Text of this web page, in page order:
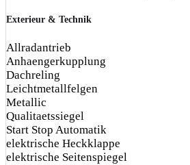
Exterieur & Technik
Allradantrieb
Anhaengerkupplung
Dachreling
Leichtmetallfelgen
Metallic
Qualitaetssiegel
Start Stop Automatik
elektrische Heckklappe
elektrische Seitenspiegel